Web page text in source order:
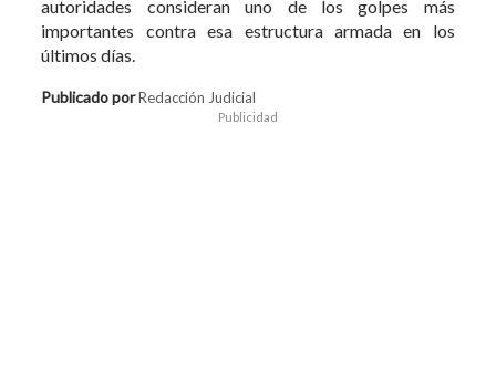
autoridades consideran uno de los golpes más
importantes contra esa estructura armada en los
últimos días.
Publicado porRedacción Judicial
Publicidad